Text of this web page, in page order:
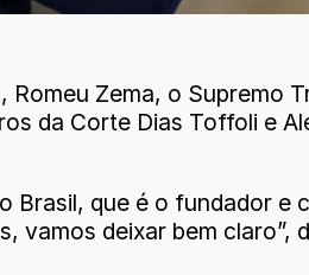
Zema, o Supremo
da Corte Dias Toffoli e
Brasil, que é o fundador e
vamos deixar bem claro”,